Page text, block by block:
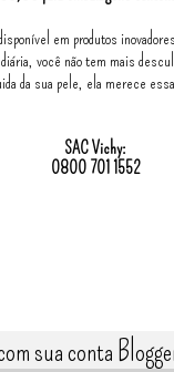
em produtos
você não tem mais
da sua pele, ela merece
SAC Vichy:
0800 701 1552
sua conta